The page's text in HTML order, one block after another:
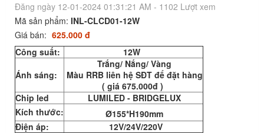
Đăng ngày 12-01-2024 01:31:21 AM - 1102 Lượt xem
Mã sản phẩm: INL-CLCD01-12W
Giá bán: 625.000 đ
Công suất:
12W
Ánh sáng:
Trắng/ Nắng/ Vàng
Màu RRB liên hệ SĐT để đặt hàng
( giá 675.000đ )
Chip led
LUMILED - BRIDGELUX
Kích thước:
Ø155*H190mm
Điện áp:
12V/24V/220V